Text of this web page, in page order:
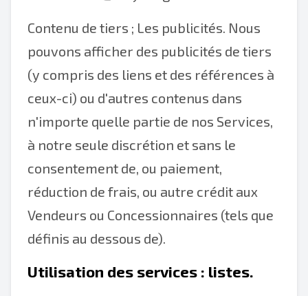
Contenu de tiers ; Les publicités. Nous
pouvons afficher des publicités de tiers
(y compris des liens et des références à
ceux-ci) ou d'autres contenus dans
n'importe quelle partie de nos Services,
à notre seule discrétion et sans le
consentement de, ou paiement,
réduction de frais, ou autre crédit aux
Vendeurs ou Concessionnaires (tels que
définis au dessous de).
Utilisation des services : listes.